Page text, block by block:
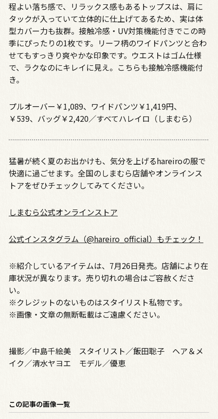
程よい落ち感で、リラックス感もあるトップスは、肩に
タックが入っていて立体的に仕上げてあるため、実は体
型カバー力も抜群。接触冷感・UV対策機能付きでこの時
季にぴったりの1枚です。リーフ柄のワイドパンツと合わ
せてもすっきり爽やかな印象です。ウエストはゴム仕様
で、ラクなのにキレイに見え。こちらも接触冷感機能付
き。
プルオーバー￥1,089、ワイドパンツ￥1,419円、
￥539、バッグ￥2,420／すべてハレイロ（しまむら）
猛暑が続く夏のお出かけも、気分を上げるhareiroの服で
快適に過ごせます。全国のしまむら店舗やオンラインス
トアをぜひチェックしてみてください。
しまむら公式オンラインストア
公式インスタグラム（@hareiro_official）もチェック！
※紹介しているアイテムは、7月26日発売。店舗により在
庫状況が異なります。売り切れの場合はご容赦くださ
い。
※クレジットのないものはスタイリスト私物です。
※画像・文章の無断転載はご遠慮ください。
撮影／中島千絵美 スタイリスト／飯田聡子 ヘア＆メ
イク／清水ヤヨエ モデル／優恵
この記事の画像一覧